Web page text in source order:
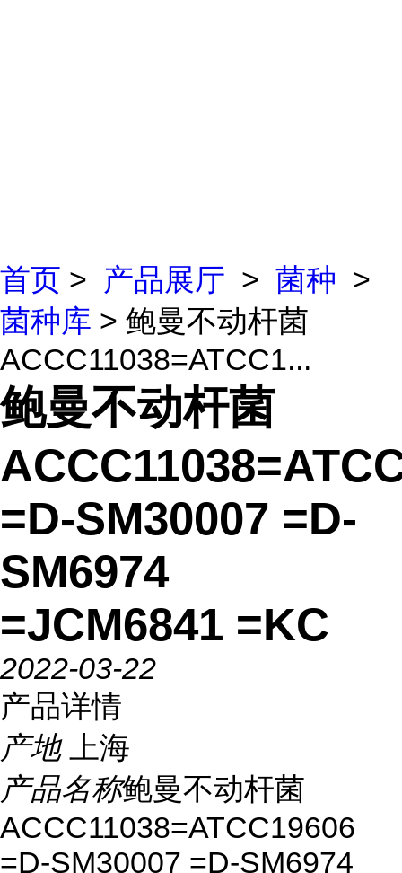
首页 > 产品展厅 > 菌种 >
菌种库 > 鲍曼不动杆菌
ACCC11038=ATCC1...
鲍曼不动杆菌
=D-SM30007 =D-
SM6974
=JCM6841 =KC
2022-03-22
产品详情
产地
上海
产品名称鲍曼不动杆菌
ACCC11038=ATCC19606
=D-SM30007 =D-SM6974